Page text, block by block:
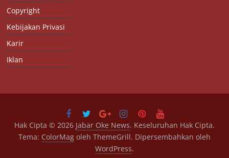
Copyright
Kebijakan Privasi
Karir
Iklan
Hak Cipta © 2026 Jabar Oke News. Keseluruhan Hak Cipta.
Tema: ColorMagoleh ThemeGrill. Dipersembahkan oleh
WordPress.